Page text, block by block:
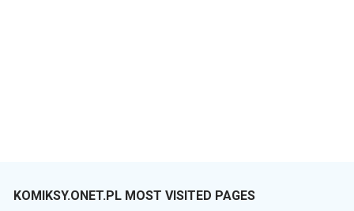
KOMIKSY.ONET.PL MOST VISITED PAGES